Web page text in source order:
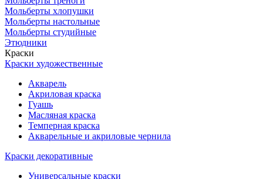
Мольберты хлопушки
Мольберты настольные
Мольберты студийные
Этюдники
Краски
Краски художественные
Акварель
Акриловая краска
Гуашь
Масляная краска
Темперная краска
Акварельные и акриловые чернила
Краски декоративные
Универсальные краски